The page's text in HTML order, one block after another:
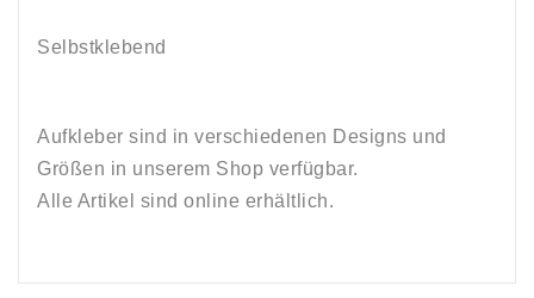
Selbstklebend
Aufkleber sind in verschiedenen Designs und
Größen in unserem Shop verfügbar.
Alle Artikel sind online erhältlich.